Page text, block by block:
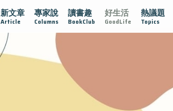
新文章
Article
專家說
Columns
讀書趣
BookClub
好生活
GoodLife
熱議題
Topics
再生醫學 愛的未來視 認識攝護腺肥大